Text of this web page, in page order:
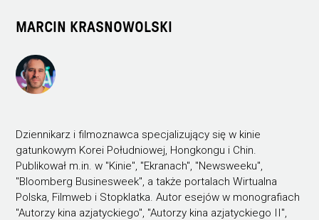
MARCIN KRASNOWOLSKI
Dziennikarz i filmoznawca specjalizujący się w kinie
gatunkowym Korei Południowej, Hongkongu i Chin.
Publikował m.in. w "Kinie", "Ekranach", "Newsweeku",
"Bloomberg Businesweek", a także portalach Wirtualna
Polska, Filmweb i Stopklatka. Autor esejów w monografiach
"Autorzy kina azjatyckiego", "Autorzy kina azjatyckiego II",